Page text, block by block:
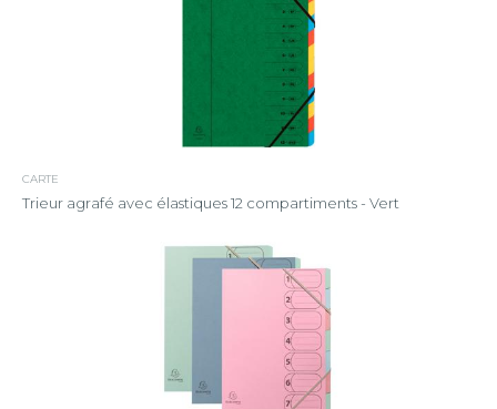
CARTE
Trieur agrafé avec élastiques 12 compartiments - Vert